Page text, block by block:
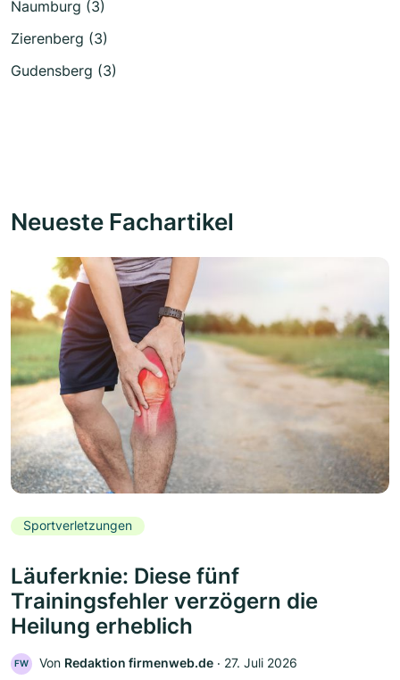
Naumburg (3)
Zierenberg (3)
Gudensberg (3)
Neueste Fachartikel
Sportverletzungen
Läuferknie: Diese fünf
Trainingsfehler verzögern die
Heilung erheblich
FW Von Redaktion firmenweb.de ‧ 27. Juli 2026